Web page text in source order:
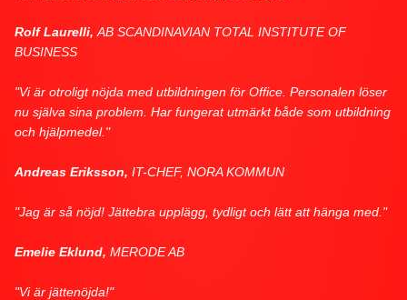
Rolf Laurelli, AB SCANDINAVIAN TOTAL INSTITUTE OF
BUSINESS
"Vi är otroligt nöjda med utbildningen för Office. Personalen löser
nu själva sina problem. Har fungerat utmärkt både som utbildning
och hjälpmedel."
Andreas Eriksson, IT-CHEF, NORA KOMMUN
"Jag är så nöjd! Jättebra upplägg, tydligt och lätt att hänga med."
Emelie Eklund, MERODE AB
"Vi är jättenöjda!"